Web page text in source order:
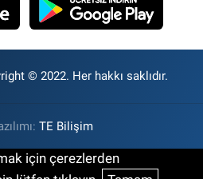
© 2022. Her hakkı saklıdır.
TE Bilişim
için çerezlerden